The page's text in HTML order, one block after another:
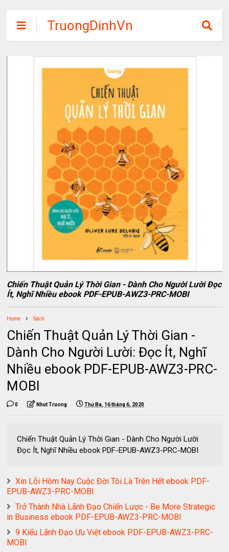
TruongDinhVn
Chia sẽ ebook,
các khóa học,
phần mềm học
tập miễn phí
Chiến Thuật Quản Lý Thời Gian - Dành Cho Người Lười Đọc
Ít, Nghĩ Nhiều ebook PDF-EPUB-AWZ3-PRC-MOBI
Home Sách
Chiến Thuật Quản Lý Thời Gian -
Dành Cho Người Lười: Đọc Ít, Nghĩ
Nhiều ebook PDF-EPUB-AWZ3-PRC-
MOBI
0 Nhut Truong Thứ Ba, 16 tháng 6, 2020
Chiến Thuật Quản Lý Thời Gian - Dành Cho Người Lười
Đọc Ít, Nghĩ Nhiều ebook PDF-EPUB-AWZ3-PRC-MOBI
Xin Lỗi Hôm Nay Cuộc Đời Tôi Là Trên Hết ebook PDF-
EPUB-AWZ3-PRC-MOBI
Trở Thành Nhà Lãnh Đạo Chiến Lược - Be More Strategic
in Business ebook PDF-EPUB-AWZ3-PRC-MOBI
9 Kiểu Lãnh Đạo Ưu Việt ebook PDF-EPUB-AWZ3-PRC-
MOBI